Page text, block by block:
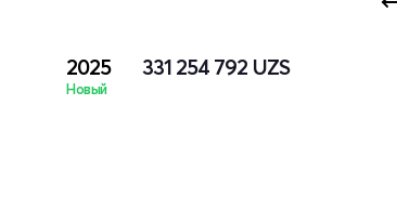
2025
Новый
331 254 792 UZS